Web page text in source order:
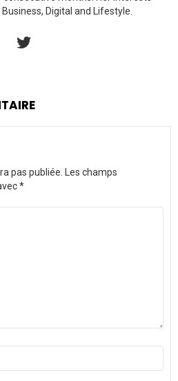
Digital and Lifestyle.
pas publiée. Les champs
*